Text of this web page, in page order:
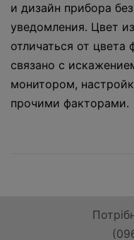
и дизайн прибора
уведомления. Цвет
отличаться от цвета
связано с
монитором,
прочими факторами.